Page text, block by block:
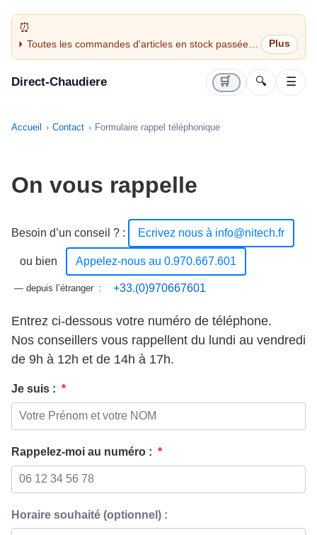
Toutes les commandes d'articles en stock passées
avant 14H sont expédiées le jour même (jours
Direct-Chaudiere 🛒 🔍 ☰
Accueil Contact Formulaire rappel téléphonique
On vous rappelle
Besoin d’un conseil ? : Ecrivez nous à info@nitech.fr
ou bien Appelez-nous au 0.970.667.601
— depuis l’étranger : +33.(0)970667601
Entrez ci-dessous votre numéro de téléphone.
Nos conseillers vous rappellent du lundi au vendredi
de 9h à 12h et de 14h à 17h.
Je suis : *
Rappelez-moi au numéro : *
Horaire souhaité (optionnel) :